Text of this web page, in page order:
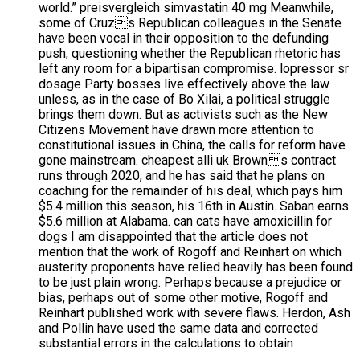
world.” preisvergleich simvastatin 40 mg Meanwhile,
some of Cruzs Republican colleagues in the Senate
have been vocal in their opposition to the defunding
push, questioning whether the Republican rhetoric has
left any room for a bipartisan compromise. lopressor sr
dosage Party bosses live effectively above the law
unless, as in the case of Bo Xilai, a political struggle
brings them down. But as activists such as the New
Citizens Movement have drawn more attention to
constitutional issues in China, the calls for reform have
gone mainstream. cheapest alli uk Browns contract
runs through 2020, and he has said that he plans on
coaching for the remainder of his deal, which pays him
$5.4 million this season, his 16th in Austin. Saban earns
$5.6 million at Alabama. can cats have amoxicillin for
dogs I am disappointed that the article does not
mention that the work of Rogoff and Reinhart on which
austerity proponents have relied heavily has been found
to be just plain wrong. Perhaps because a prejudice or
bias, perhaps out of some other motive, Rogoff and
Reinhart published work with severe flaws. Herdon, Ash
and Pollin have used the same data and corrected
substantial errors in the calculations to obtain